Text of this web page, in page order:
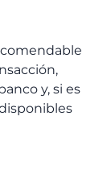
y, si es